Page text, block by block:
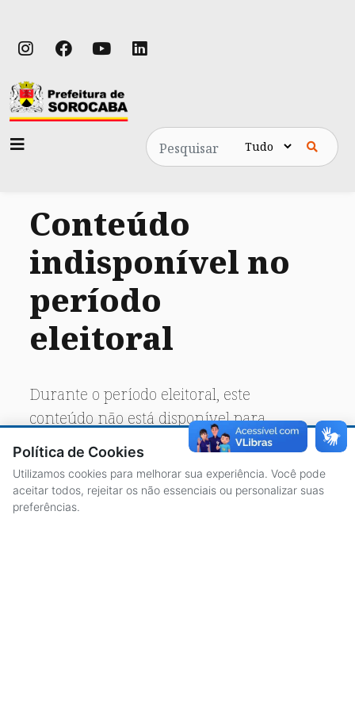
Pesquisa
Conteúdo
indisponível no
período
eleitoral
Durante o período eleitoral, este
conteúdo não está disponível para
acesso público.
Política de Cookies
Utilizamos cookies para melhorar sua experiência. Você pode
aceitar todos, rejeitar os não essenciais ou personalizar suas
preferências.